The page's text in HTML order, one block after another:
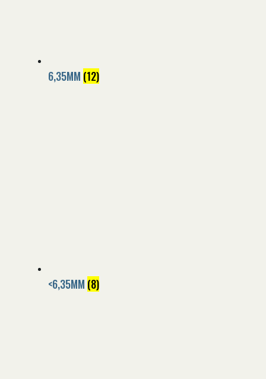
6,35MM (12)
<6,35MM (8)